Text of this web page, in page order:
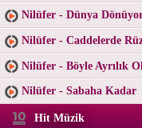
Nilüfer - Dünya
Nilüfer - Caddelerde
Nilüfer - Böyle Ayrılık
Nilüfer - Sabaha Kadar
Hit Müzik